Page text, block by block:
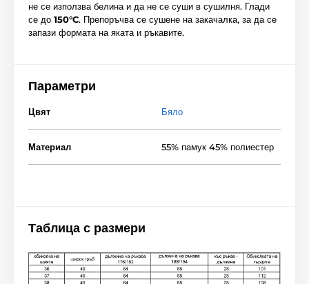
не се използва белина и да не се суши в сушилня. Глади
се до 150°C. Препоръчва се сушене на закачалка, за да се
запази формата на яката и ръкавите.
Параметри
Цвят Бяло
Материал 55% памук 45% полиестер
Таблица с размери